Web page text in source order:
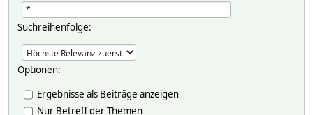
Suchreihenfolge:
Optionen:
Ergebnisse als Beiträge anzeigen
Nur Betreff der Themen